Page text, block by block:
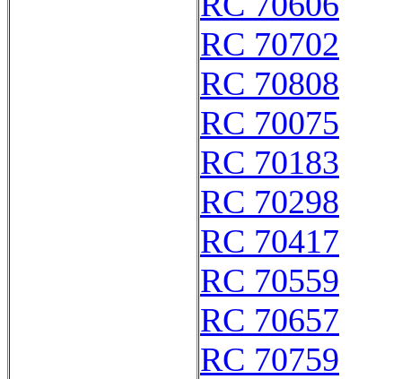
RC 70702
RC 70808
RC 70075
RC 70183
RC 70298
RC 70417
RC 70559
RC 70657
RC 70759